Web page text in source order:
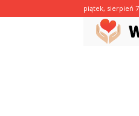
piątek, sierpień